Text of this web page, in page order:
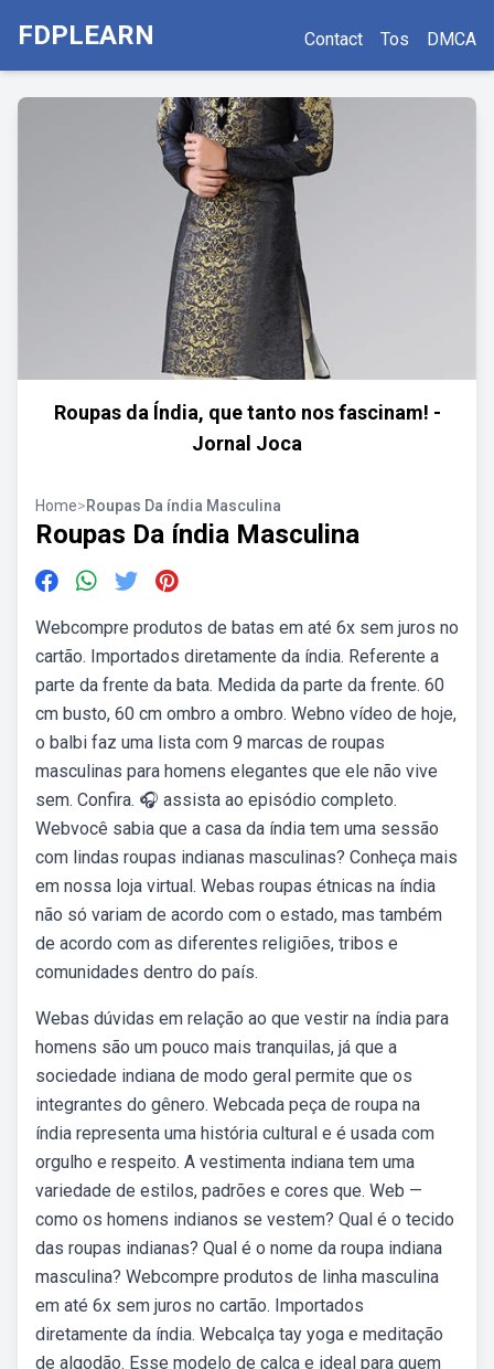
FDPLEARN Contact Tos DMCA
Roupas da Índia, que tanto nos fascinam! -
Jornal Joca
Home>Roupas Da índia Masculina
Roupas Da índia Masculina
Webcompre produtos de batas em até 6x sem juros no
cartão. Importados diretamente da índia. Referente a
parte da frente da bata. Medida da parte da frente. 60
cm busto, 60 cm ombro a ombro. Webno vídeo de hoje,
o balbi faz uma lista com 9 marcas de roupas
masculinas para homens elegantes que ele não vive
sem. Confira. 🎧 assista ao episódio completo.
Webvocê sabia que a casa da índia tem uma sessão
com lindas roupas indianas masculinas? Conheça mais
em nossa loja virtual. Webas roupas étnicas na índia
não só variam de acordo com o estado, mas também
de acordo com as diferentes religiões, tribos e
comunidades dentro do país.
Webas dúvidas em relação ao que vestir na índia para
homens são um pouco mais tranquilas, já que a
sociedade indiana de modo geral permite que os
integrantes do gênero. Webcada peça de roupa na
índia representa uma história cultural e é usada com
orgulho e respeito. A vestimenta indiana tem uma
variedade de estilos, padrões e cores que. Web —
como os homens indianos se vestem? Qual é o tecido
das roupas indianas? Qual é o nome da roupa indiana
masculina? Webcompre produtos de linha masculina
em até 6x sem juros no cartão. Importados
diretamente da índia. Webcalça tay yoga e meditação
de algodão. Esse modelo de calça e ideal para quem